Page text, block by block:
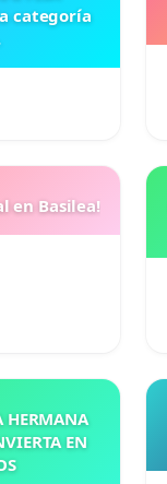
categoría
en Basilea!
HERMANA
EN